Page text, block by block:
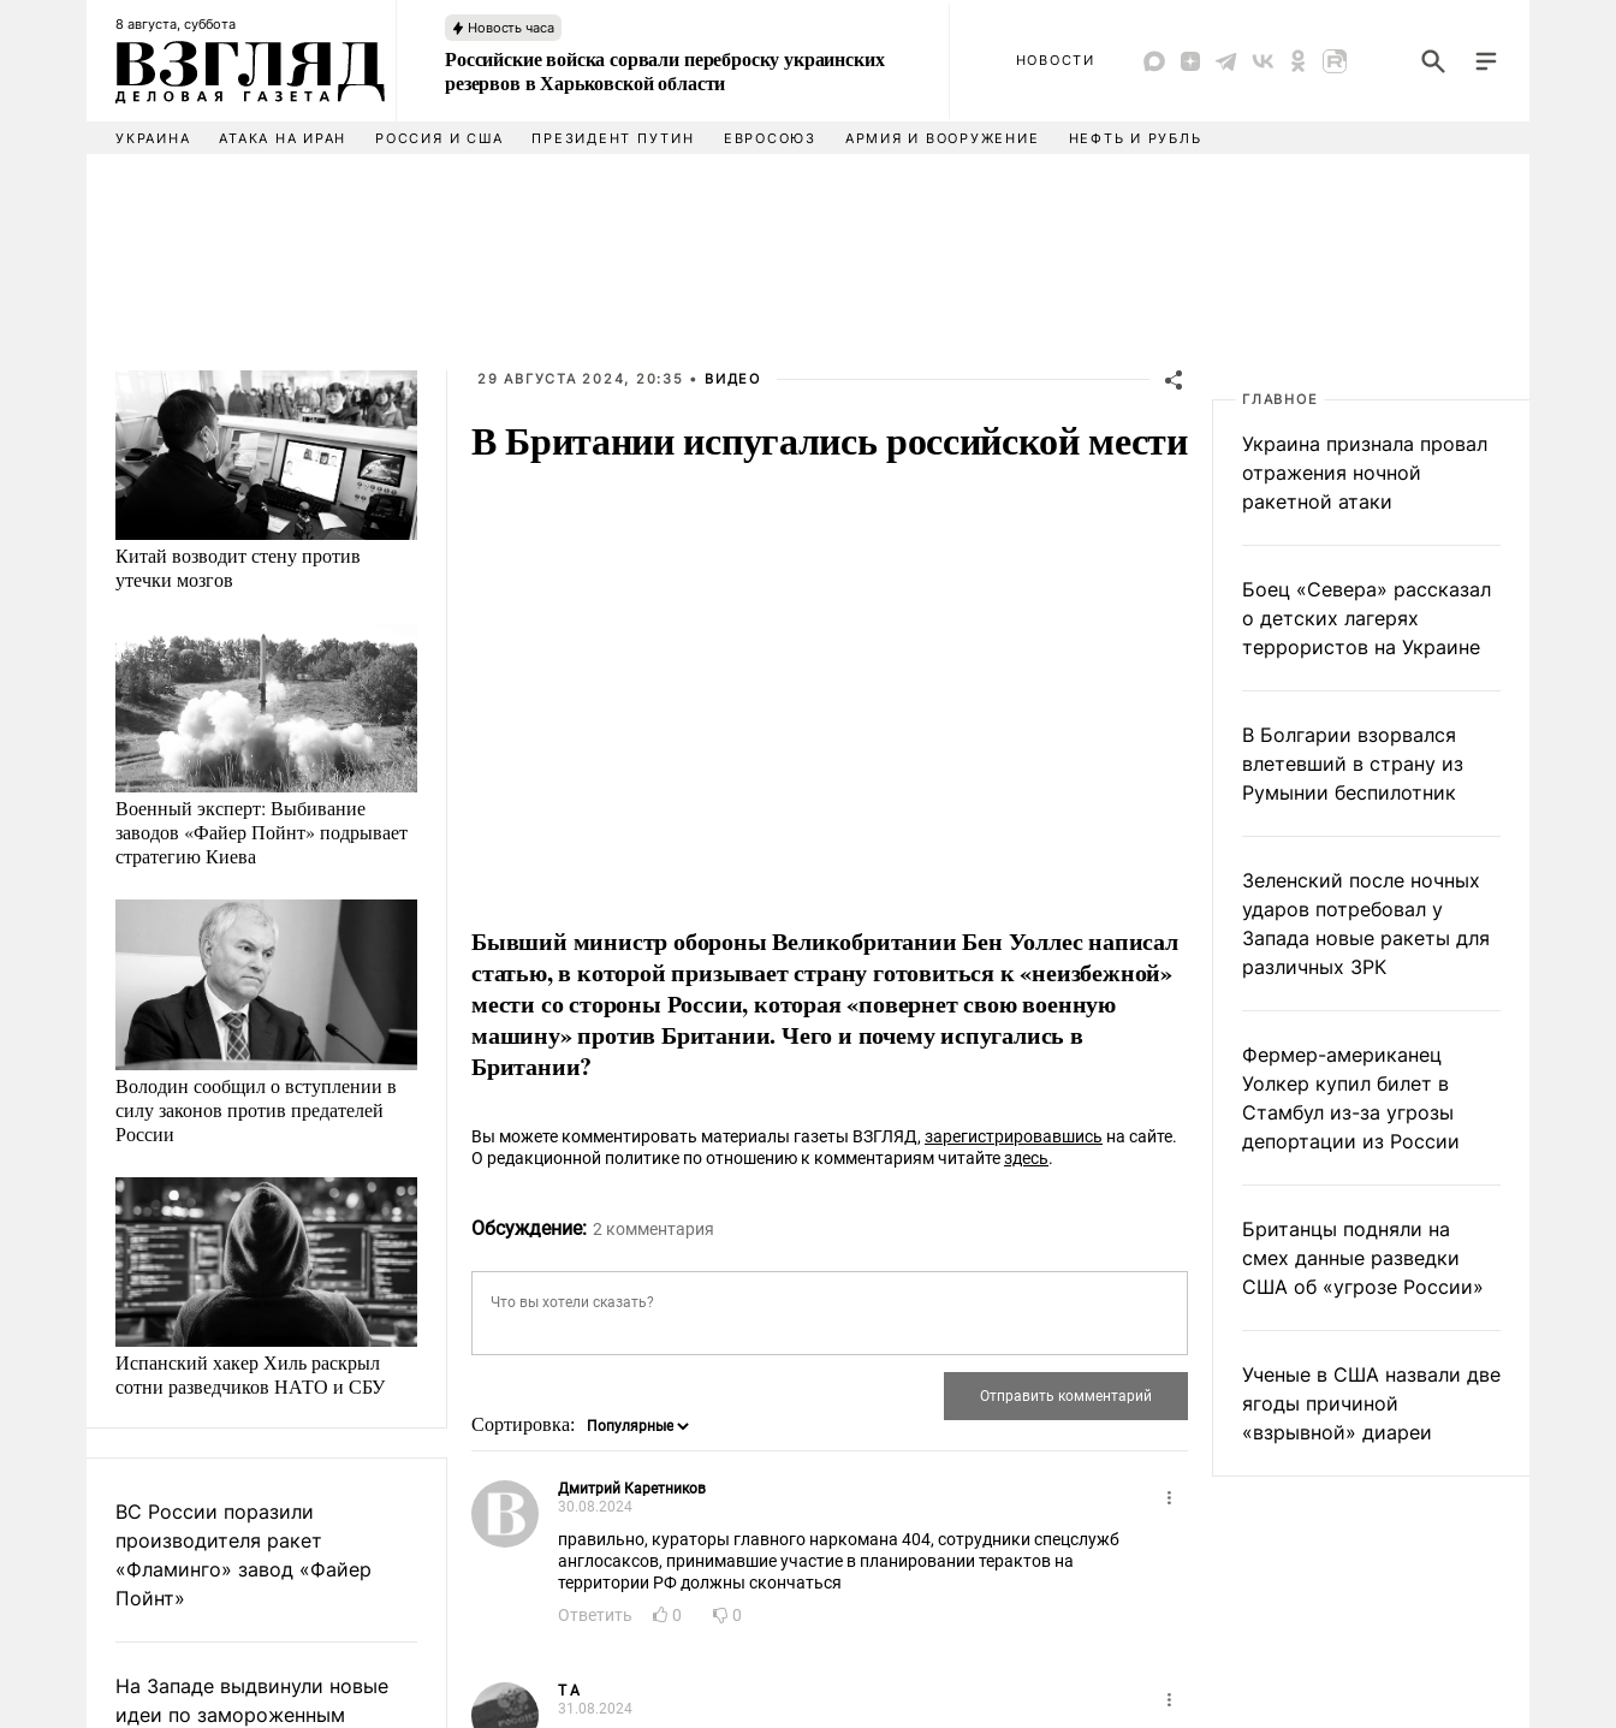
8 августа, суббота Новость часа
Российские войска сорвали переброску украинских
резервов в Харьковской области
НОВОСТИ
УКРАИНА АТАКА НА ИРАН РОССИЯ И США ПРЕЗИДЕНТ ПУТИН ЕВРОСОЮЗ АРМИЯ И ВООРУЖЕНИЕ НЕФТЬ И РУБЛЬ
Китай возводит стену против
утечки мозгов
Военный эксперт: Выбивание
заводов «Файер Пойнт» подрывает
стратегию Киева
Володин сообщил о вступлении в
силу законов против предателей
России
Испанский хакер Хиль раскрыл
сотни разведчиков НАТО и СБУ
ВС России поразили
производителя ракет
«Фламинго» завод «Файер
Пойнт»
На Западе выдвинули новые
идеи по замороженным
29 АВГУСТА 2024, 20:35 • ВИДЕО
В Британии испугались российской мести
Бывший министр обороны Великобритании Бен Уоллес написал
статью, в которой призывает страну готовиться к «неизбежной»
мести со стороны России, которая «повернет свою военную
машину» против Британии. Чего и почему испугались в
Британии?
Вы можете комментировать материалы газеты ВЗГЛЯД,зарегистрировавшись на сайте.
О редакционной политике по отношению к комментариям читайтездесь.
Обсуждение: 2 комментария
Сортировка:
Дмитрий Каретников
30.08.2024
правильно, кураторы главного наркомана 404, сотрудники спецслужб
англосаксов, принимавшие участие в планировании терактов на
территории РФ должны скончаться
Ответить
0 0
T A
31.08.2024
ГЛАВНОЕ
Украина признала провал
отражения ночной
ракетной атаки
Боец «Севера» рассказал
о детских лагерях
террористов на Украине
В Болгарии взорвался
влетевший в страну из
Румынии беспилотник
Зеленский после ночных
ударов потребовал у
Запада новые ракеты для
различных ЗРК
Фермер-американец
Уолкер купил билет в
Стамбул из-за угрозы
депортации из России
Британцы подняли на
смех данные разведки
США об «угрозе России»
Ученые в США назвали две
ягоды причиной
«взрывной» диареи